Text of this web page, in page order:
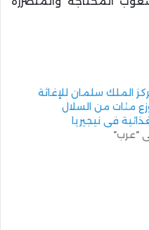
الملك سلمان للإغاثة
مئات من السلال
في نيجيريا
"عرب"